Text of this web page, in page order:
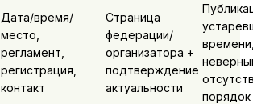
Дата/время/
место,
регламент,
регистрация,
контакт
Страница
федерации/
организатора +
подтверждение
актуальности
порядок